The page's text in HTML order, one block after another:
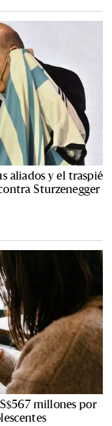
aliados y el traspié
Sturzenegger
millones por